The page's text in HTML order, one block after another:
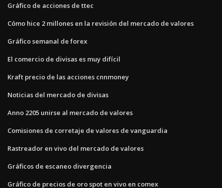
Gráfico de acciones de ttec
Cómo hice 2 millones en la revisión del mercado de valores
Gráfico semanal de forex
El comercio de divisas es muy difícil
Kraft precio de las acciones cnnmoney
Noticias del mercado de divisas
Anno 2205 unirse al mercado de valores
Comisiones de corretaje de valores de vanguardia
Rastreador en vivo del mercado de valores
Gráficos de escaneo divergencia
Gráfico de precios de oro spot en vivo en comex